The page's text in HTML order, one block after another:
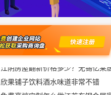
欣果铺子饮料酒水味道非常不错
免费高端定制怎么做江苏东钢金属